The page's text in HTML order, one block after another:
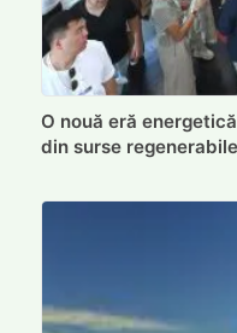
O nouă eră
din surse